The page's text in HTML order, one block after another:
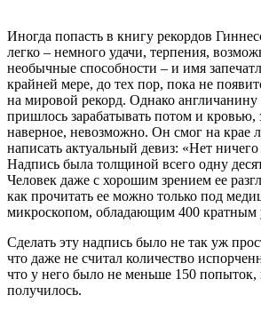
Иногда попасть в книгу рекордов
легко – немного удачи, терпения,
необычные способности – и имя
крайней мере, до тех пор, пока не
на мировой рекорд. Однако
пришлось зарабатывать потом и кровью,
наверное, невозможно. Он смог на крае
написать актуальный девиз: «Нет
Надпись была толщиной всего одну
Человек даже с хорошим зрением ее
как прочитать ее можно только под
микроскопом, обладающим 400 кратным
Сделать эту надпись было не так уж
что даже не считал количество
что у него было не меньше 150 попыток,
получилось.